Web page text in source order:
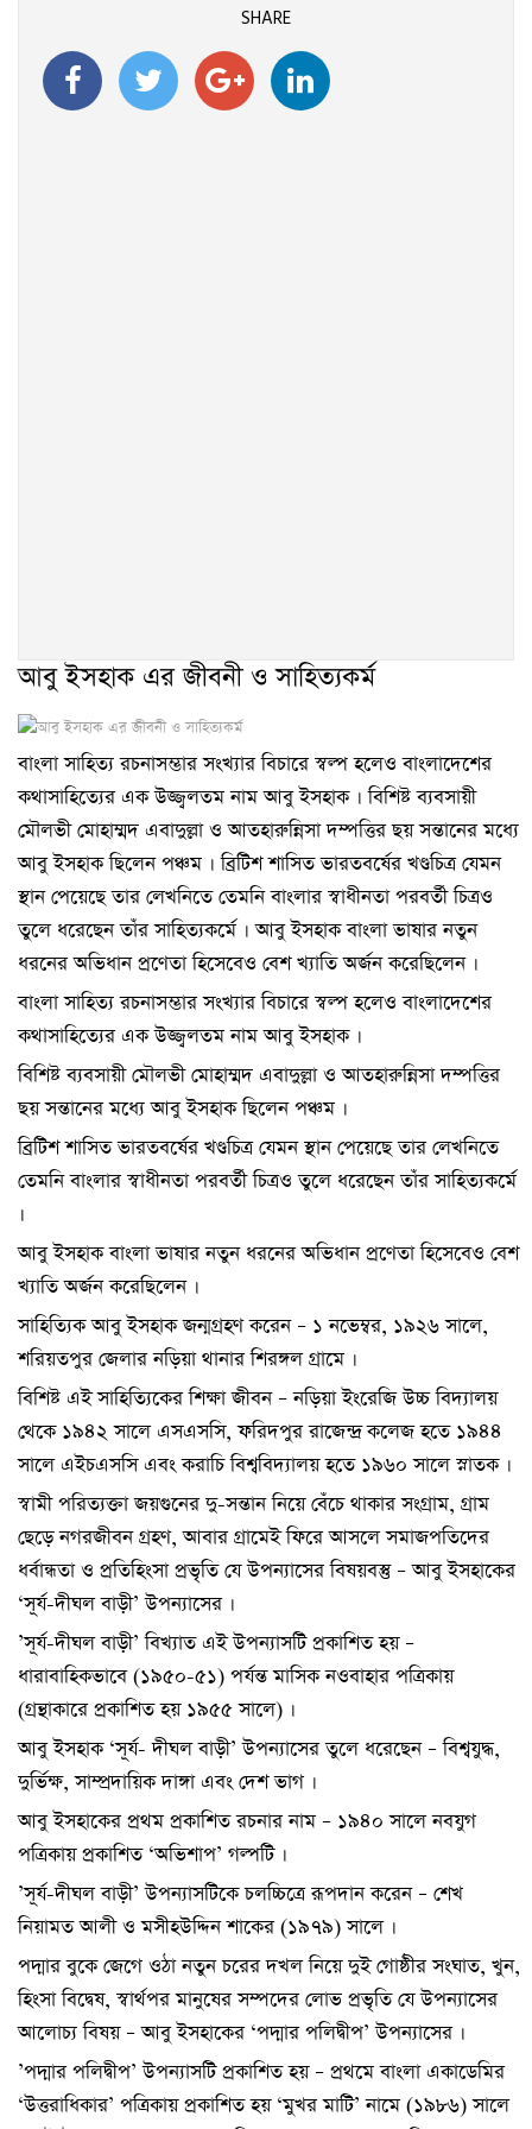
SHARE
আবু ইসহাক এর জীবনী ও সাহিত্যকর্ম
বাংলা সাহিত্য রচনাসম্ভার সংখ্যার বিচারে স্বল্প হলেও বাংলাদেশের
কথাসাহিত্যের এক উজ্জ্বলতম নাম আবু ইসহাক । বিশিষ্ট ব্যবসায়ী
মৌলভী মোহাম্মদ এবাদুল্লা ও আতহারুন্নিসা দম্পত্তির ছয় সন্তানের মধ্যে
আবু ইসহাক ছিলেন পঞ্চম । ব্রিটিশ শাসিত ভারতবর্ষের খণ্ডচিত্র যেমন
স্থান পেয়েছে তার লেখনিতে তেমনি বাংলার স্বাধীনতা পরবর্তী চিত্রও
তুলে ধরেছেন তাঁর সাহিত্যকর্মে । আবু ইসহাক বাংলা ভাষার নতুন
ধরনের অভিধান প্রণেতা হিসেবেও বেশ খ্যাতি অর্জন করেছিলেন ।
বাংলা সাহিত্য রচনাসম্ভার সংখ্যার বিচারে স্বল্প হলেও বাংলাদেশের
কথাসাহিত্যের এক উজ্জ্বলতম নাম আবু ইসহাক ।
বিশিষ্ট ব্যবসায়ী মৌলভী মোহাম্মদ এবাদুল্লা ও আতহারুন্নিসা দম্পত্তির
ছয় সন্তানের মধ্যে আবু ইসহাক ছিলেন পঞ্চম ।
ব্রিটিশ শাসিত ভারতবর্ষের খণ্ডচিত্র যেমন স্থান পেয়েছে তার লেখনিতে
তেমনি বাংলার স্বাধীনতা পরবর্তী চিত্রও তুলে ধরেছেন তাঁর সাহিত্যকর্মে
।
আবু ইসহাক বাংলা ভাষার নতুন ধরনের অভিধান প্রণেতা হিসেবেও বেশ
খ্যাতি অর্জন করেছিলেন ।
সাহিত্যিক আবু ইসহাক জন্মগ্রহণ করেন – ১ নভেম্বর, ১৯২৬ সালে,
শরিয়তপুর জেলার নড়িয়া থানার শিরঙ্গল গ্রামে ।
বিশিষ্ট এই সাহিত্যিকের শিক্ষা জীবন – নড়িয়া ইংরেজি উচ্চ বিদ্যালয়
থেকে ১৯৪২ সালে এসএসসি, ফরিদপুর রাজেন্দ্র কলেজ হতে ১৯৪৪
সালে এইচএসসি এবং করাচি বিশ্ববিদ্যালয় হতে ১৯৬০ সালে স্নাতক ।
স্বামী পরিত্যক্তা জয়গুনের দু-সন্তান নিয়ে বেঁচে থাকার সংগ্রাম, গ্রাম
ছেড়ে নগরজীবন গ্রহণ, আবার গ্রামেই ফিরে আসলে সমাজপতিদের
ধর্বান্ধতা ও প্রতিহিংসা প্রভৃতি যে উপন্যাসের বিষয়বস্তু – আবু ইসহাকের
‘সূর্য-দীঘল বাড়ী’ উপন্যাসের ।
’সূর্য-দীঘল বাড়ী’ বিখ্যাত এই উপন্যাসটি প্রকাশিত হয় –
ধারাবাহিকভাবে (১৯৫০-৫১) পর্যন্ত মাসিক নওবাহার পত্রিকায়
(গ্রন্থাকারে প্রকাশিত হয় ১৯৫৫ সালে) ।
আবু ইসহাক ‘সূর্য- দীঘল বাড়ী’ উপন্যাসের তুলে ধরেছেন – বিশ্বযুদ্ধ,
দুর্ভিক্ষ, সাম্প্রদায়িক দাঙ্গা এবং দেশ ভাগ ।
আবু ইসহাকের প্রথম প্রকাশিত রচনার নাম – ১৯৪০ সালে নবযুগ
পত্রিকায় প্রকাশিত ‘অভিশাপ’ গল্পটি ।
’সূর্য-দীঘল বাড়ী’ উপন্যাসটিকে চলচ্চিত্রে রূপদান করেন – শেখ
নিয়ামত আলী ও মসীহউদ্দিন শাকের (১৯৭৯) সালে ।
পদ্মার বুকে জেগে ওঠা নতুন চরের দখল নিয়ে দুই গোষ্ঠীর সংঘাত, খুন,
হিংসা বিদ্বেষ, স্বার্থপর মানুষের সম্পদের লোভ প্রভৃতি যে উপন্যাসের
আলোচ্য বিষয় – আবু ইসহাকের ‘পদ্মার পলিদ্বীপ’ উপন্যাসের ।
’পদ্মার পলিদ্বীপ’ উপন্যাসটি প্রকাশিত হয় – প্রথমে বাংলা একাডেমির
‘উত্তরাধিকার’ পত্রিকায় প্রকাশিত হয় ‘মুখর মাটি’ নামে (১৯৮৬) সালে